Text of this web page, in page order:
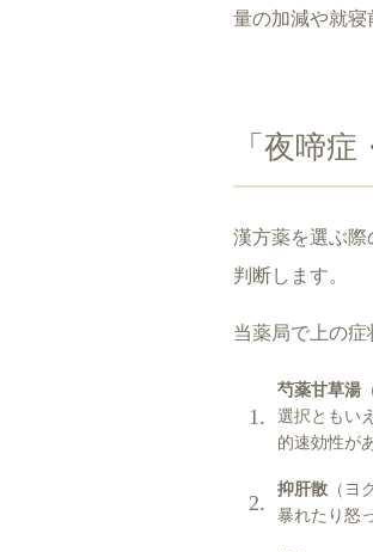
量の加減や就寝
「夜啼
漢方薬を選ぶ際
判断します。
当薬局で上の症
芍薬甘草湯
選択ともい
的速効性が
抑肝散（ヨ
暴れたり怒